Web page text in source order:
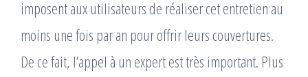
imposent aux utilisateurs de réaliser cet entretien au
moins une fois par an pour offrir leurs couvertures.
De ce fait, l’appel à un expert est très important. Plus